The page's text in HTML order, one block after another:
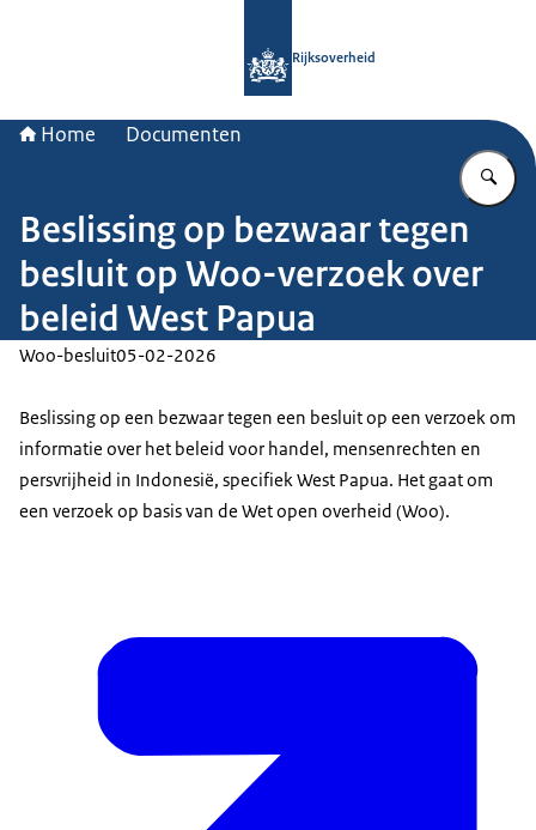
Rijksoverheid
Home Documenten
Beslissing op bezwaar tegen
besluit op Woo-verzoek over
beleid West Papua
Woo-besluit05-02-2026
Beslissing op een bezwaar tegen een besluit op een verzoek om
informatie over het beleid voor handel, mensenrechten en
persvrijheid in Indonesië, specifiek West Papua. Het gaat om
een verzoek op basis van de Wet open overheid (Woo).